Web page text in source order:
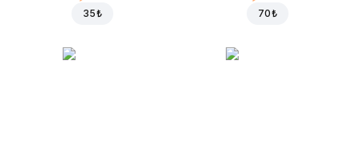
35 ₺ 70 ₺